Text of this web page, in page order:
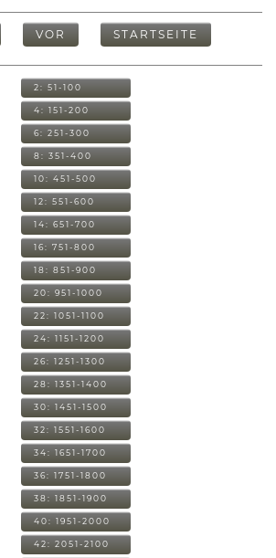
VOR STARTSEITE
2: 51-100
4: 151-200
6: 251-300
8: 351-400
10: 451-500
12: 551-600
14: 651-700
16: 751-800
18: 851-900
20: 951-1000
22: 1051-1100
24: 1151-1200
26: 1251-1300
28: 1351-1400
30: 1451-1500
32: 1551-1600
34: 1651-1700
36: 1751-1800
38: 1851-1900
40: 1951-2000
42: 2051-2100